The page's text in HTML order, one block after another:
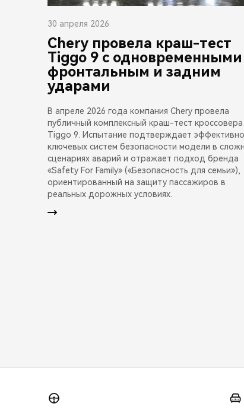
30 апреля 2026
Chery провела краш-тест
Tiggo 9 с одновременными
фронтальным и задним
ударами
В апреле 2026 года компания Chery провела
публичный комплексный краш-тест кроссовера
Tiggo 9. Испытание подтверждает
ключевых систем безопасности модели в
сценариях аварий и отражает подход бренда
«Safety For Family» («Безопасность для семьи»),
ориентированный на защиту пассажиров в
реальных дорожных условиях.